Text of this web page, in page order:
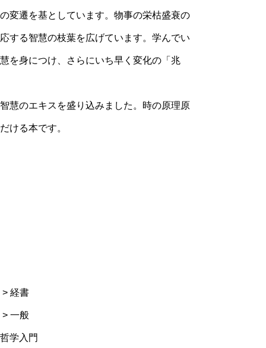
遷を基としています。物事の栄枯盛衰の
する智慧の枝葉を広げています。学んでい
を身につけ、さらにいち早く変化の「兆
慧のエキスを盛り込みました。時の原理原
ける本です。
> 経書
> 一般
学入門